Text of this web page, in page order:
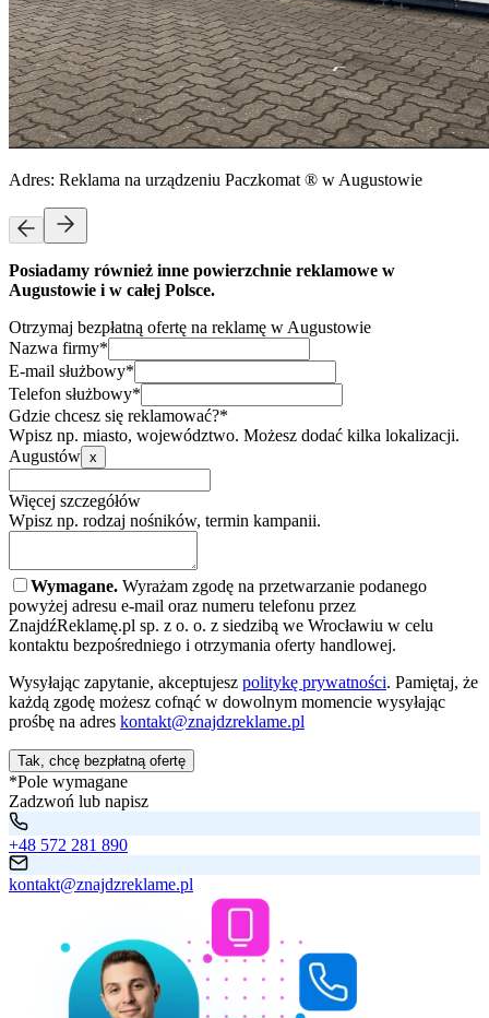
Adres: Reklama na urządzeniu Paczkomat ® w Augustowie
Posiadamy również inne powierzchnie reklamowe w
Augustowie i w całej Polsce.
Otrzymaj bezpłatną ofertę na reklamę w Augustowie
Nazwa firmy*
E-mail służbowy*
Telefon służbowy*
Gdzie chcesz się reklamować?*
Wpisz np. miasto, województwo. Możesz dodać kilka lokalizacji.
Augustów x
Więcej szczegółów
Wpisz np. rodzaj nośników, termin kampanii.
Wymagane. Wyrażam zgodę na przetwarzanie podanego
powyżej adresu e-mail oraz numeru telefonu przez
ZnajdźReklamę.pl sp. z o. o. z siedzibą we Wrocławiu w celu
kontaktu bezpośredniego i otrzymania oferty handlowej.
Wysyłając zapytanie, akceptujesz politykę prywatności. Pamiętaj, że
każdą zgodę możesz cofnąć w dowolnym momencie wysyłając
prośbę na adres kontakt@znajdzreklame.pl
Tak, chcę bezpłatną ofertę
*Pole wymagane
Zadzwoń lub napisz
+48 572 281 890
kontakt@znajdzreklame.pl